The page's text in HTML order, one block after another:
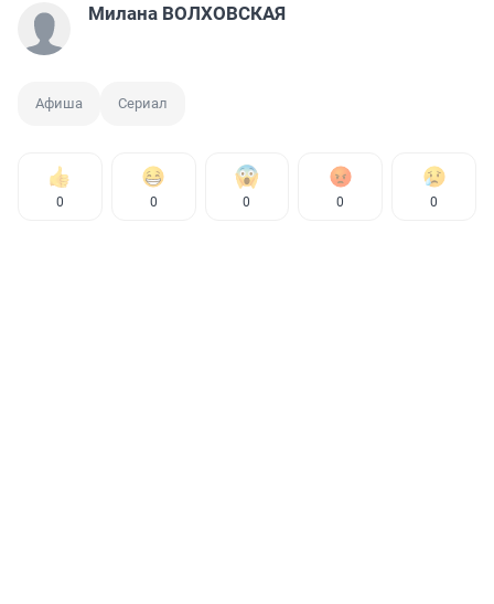
Милана ВОЛХОВСКАЯ
Афиша Сериал
0 0 0 0 0